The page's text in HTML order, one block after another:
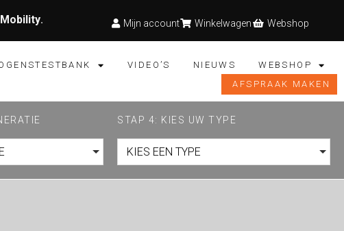
. Mijn account Winkelwagen Webshop
VIDEO’S NIEUWS
WEBSHOP
AFSPRAAK MAKEN
STAP 4: KIES UW TYPE
KIES EEN TYPE